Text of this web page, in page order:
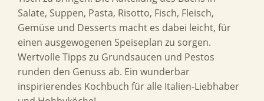
Salate, Suppen, Pasta, Risotto, Fisch, Fleisch,
Gemüse und Desserts macht es dabei leicht, für
einen ausgewogenen Speiseplan zu sorgen.
Wertvolle Tipps zu Grundsaucen und Pestos
runden den Genuss ab. Ein wunderbar
inspirierendes Kochbuch für alle Italien-Liebhaber